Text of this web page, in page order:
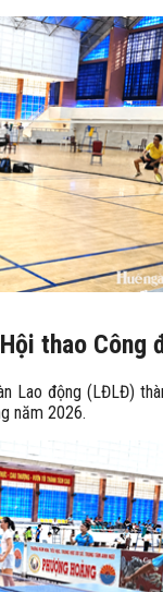
thao Công
Lao động (LĐLĐ)
năm 2026.